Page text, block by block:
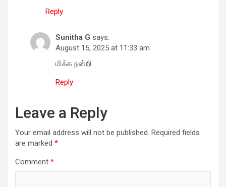
Reply
Sunitha G says:
August 15, 2025 at 11:33 am
மிக்க நன்றி
Reply
Leave a Reply
Your email address will not be published. Required fields
are marked *
Comment *